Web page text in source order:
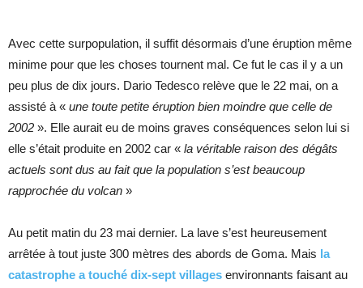
Avec cette surpopulation, il suffit désormais d’une éruption même
minime pour que les choses tournent mal. Ce fut le cas il y a un
peu plus de dix jours. Dario Tedesco relève que le 22 mai, on a
assisté à « une toute petite éruption bien moindre que celle de
2002 ». Elle aurait eu de moins graves conséquences selon lui si
elle s’était produite en 2002 car « la véritable raison des dégâts
actuels sont dus au fait que la population s’est beaucoup
rapprochée du volcan »
Au petit matin du 23 mai dernier. La lave s’est heureusement
arrêtée à tout juste 300 mètres des abords de Goma. Mais la
catastrophe a touché dix-sept villages environnants faisant au